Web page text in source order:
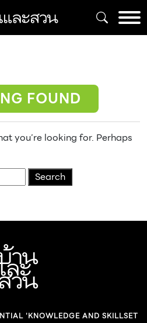
FOUND
you’re looking for. Perhaps
'KNOWLEDGE AND SKILLSET